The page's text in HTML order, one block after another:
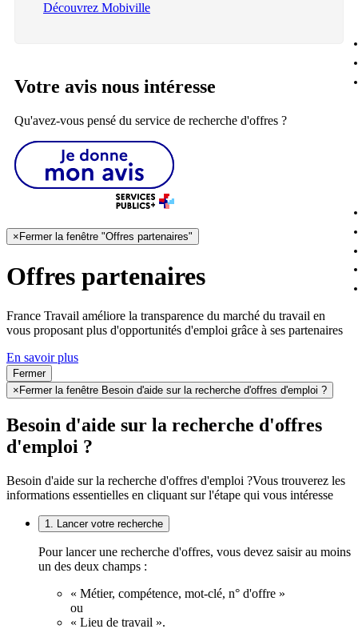
Découvrez Mobiville
Votre avis nous intéresse
Qu'avez-vous pensé du service de recherche d'offres ?
× Fermer la fenêtre "Offres partenaires"
Offres partenaires
France Travail améliore la transparence du marché du travail en
vous proposant plus d'opportunités d'emploi grâce à ses partenaires
En savoir plus
Fermer
× Fermer la fenêtre Besoin d'aide sur la recherche d'offres d'emploi ?
Besoin d'aide sur la recherche d'offres
d'emploi ?
Besoin d'aide sur la recherche d'offres d'emploi ?Vous trouverez les
informations essentielles en cliquant sur l'étape qui vous intéresse
1. Lancer votre recherche
Pour lancer une recherche d'offres, vous devez saisir au moins
un des deux champs :
« Métier, compétence, mot-clé, n° d'offre »
ou
« Lieu de travail ».